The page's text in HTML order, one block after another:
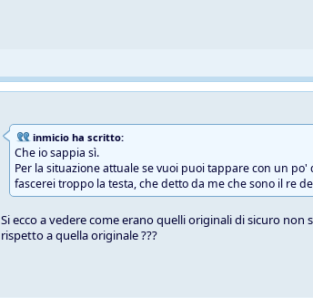
inmicio ha scritto:
Che io sappia sì.
Per la situazione attuale se vuoi puoi tappare con un
fascerei troppo la testa, che detto da me che sono il re
Si ecco a vedere come erano quelli originali di sicuro
rispetto a quella originale ???